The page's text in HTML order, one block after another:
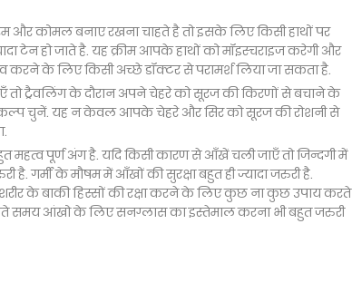
और कोमल बनाए रखना चाहते है तो इसके लिए किसी हाथों पर
टेन हो जाते है. यह क्रीम आपके हाथों को मॉइस्चराइज करेगी और
करने के लिए किसी अच्छे डॉक्टर से परामर्श लिया जा सकता है.
तो ट्रैवलिंग के दौरान अपने चेहरे को सूरज की किरणों से बचाने के
चुनें. यह न केवल आपके चेहरे और सिर को सूरज की रोशनी से
महत्व पूर्ण अंग है. यदि किसी कारण से आँखें चली जाएँ तो जिन्दगी में
गर्मी के मौषम में आँखों की सुरक्षा बहुत ही ज्यादा जरुरी है.
के बाकी हिस्सों की रक्षा करने के लिए कुछ ना कुछ उपाय करते
समय आंखो के लिए सनग्लास का इस्तेमाल करना भी बहुत जरुरी